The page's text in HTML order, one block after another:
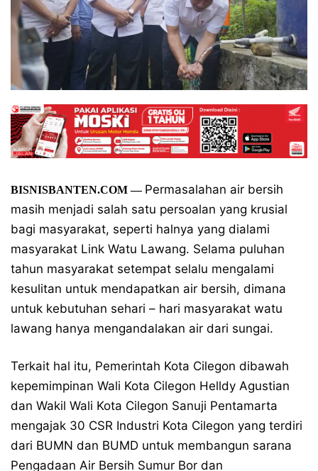
BISNISBANTEN.COM— Permasalahan air bersih
masih menjadi salah satu persoalan yang krusial
bagi masyarakat, seperti halnya yang dialami
masyarakat Link Watu Lawang. Selama puluhan
tahun masyarakat setempat selalu mengalami
kesulitan untuk mendapatkan air bersih, dimana
untuk kebutuhan sehari – hari masyarakat watu
lawang hanya mengandalakan air dari sungai.
Terkait hal itu, Pemerintah Kota Cilegon dibawah
kepemimpinan Wali Kota Cilegon Helldy Agustian
dan Wakil Wali Kota Cilegon Sanuji Pentamarta
mengajak 30 CSR Industri Kota Cilegon yang terdiri
dari BUMN dan BUMD untuk membangun sarana
Pengadaan Air Bersih Sumur Bor dan